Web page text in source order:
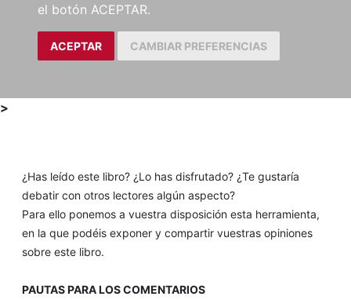
el botón ACEPTAR.
ACEPTAR CAMBIAR PREFERENCIAS
>
¿Has leído este libro? ¿Lo has disfrutado? ¿Te gustaría
debatir con otros lectores algún aspecto?
Para ello ponemos a vuestra disposición esta herramienta,
en la que podéis exponer y compartir vuestras opiniones
sobre este libro.
PAUTAS PARA LOS COMENTARIOS